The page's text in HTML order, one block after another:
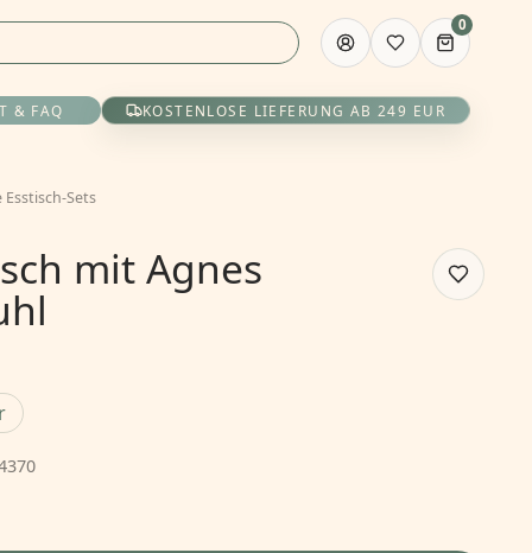
0
& FAQ KOSTENLOSE LIEFERUNG AB 249 EUR
Esstisch-Sets
mit Agnes